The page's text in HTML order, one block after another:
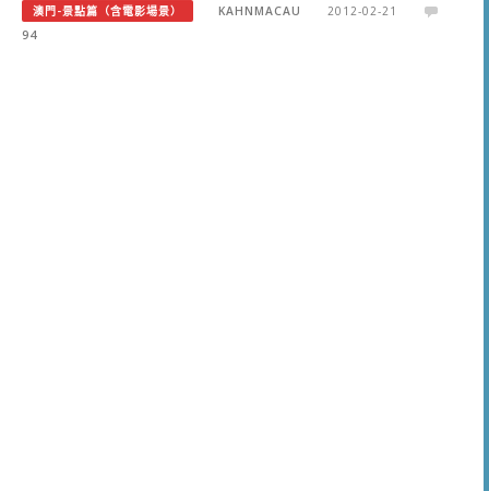
澳門-景點篇（含電影場景） KAHNMACAU
2012-02-21
94